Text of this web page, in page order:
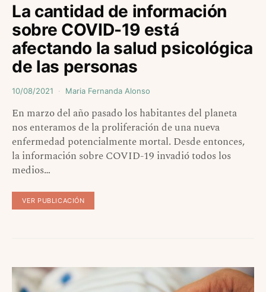
La cantidad de información
sobre COVID-19 está
afectando la salud psicológica
de las personas
10/08/2021 Maria Fernanda Alonso
En marzo del año pasado los habitantes del planeta
nos enteramos de la proliferación de una nueva
enfermedad potencialmente mortal. Desde entonces,
la información sobre COVID-19 invadió todos los
medios…
VER PUBLICACIÓN